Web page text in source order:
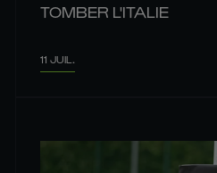
TOMBER L'ITALIE
11 JUIL.